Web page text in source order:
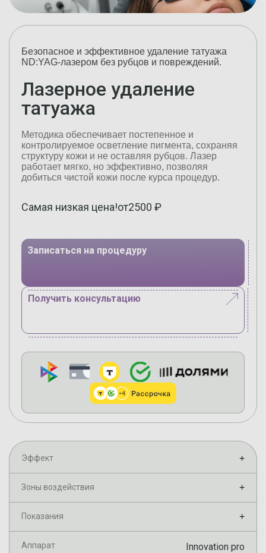
Безопасное и эффективное удаление татуажа
ND:YAG-лазером без рубцов и повреждений.
Лазерное удаление
татуажа
Методика обеспечивает постепенное и
контролируемое осветление пигмента, сохраняя
структуру кожи и не оставляя рубцов. Лазер
работает мягко, но эффективно, позволяя
добиться чистой кожи после курса процедур.
Самая низкая цена!от2500 ₽
Записаться на процедуру
Получить консультацию
Эффект +
Зоны воздействия +
Показания +
Аппарат Innovation pro